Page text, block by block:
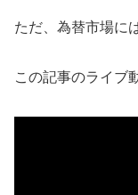
ただ、為替市場に
この記事のライ